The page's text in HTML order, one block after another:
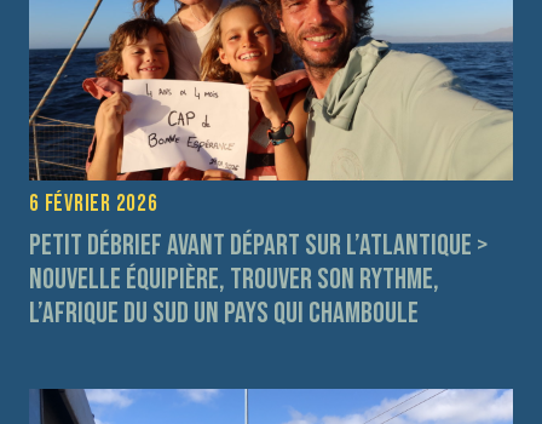
6 février 2026
Petit débrief avant départ sur l’Atlantique >
Nouvelle équipière, trouver son rythme,
l’Afrique du Sud un pays qui chamboule